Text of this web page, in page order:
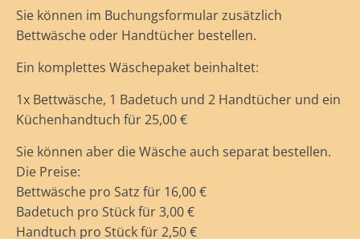
Sie können im Buchungsformular zusätzlich
Bettwäsche oder Handtücher bestellen.
Ein komplettes Wäschepaket beinhaltet:
1x Bettwäsche, 1 Badetuch und 2 Handtücher und ein
Küchenhandtuch für 25,00 €
Sie können aber die Wäsche auch separat bestellen.
Die Preise:
Bettwäsche pro Satz für 16,00 €
Badetuch pro Stück für 3,00 €
Handtuch pro Stück für 2,50 €